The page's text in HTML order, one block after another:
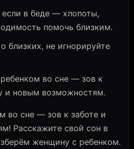
если в беде — хлопоты,
помочь близким.
о близких, не игнорируйте
во сне — зов к
и новым возможностям.
во сне — зов к заботе и
Расскажите свой сон в
женщину с ребенком.